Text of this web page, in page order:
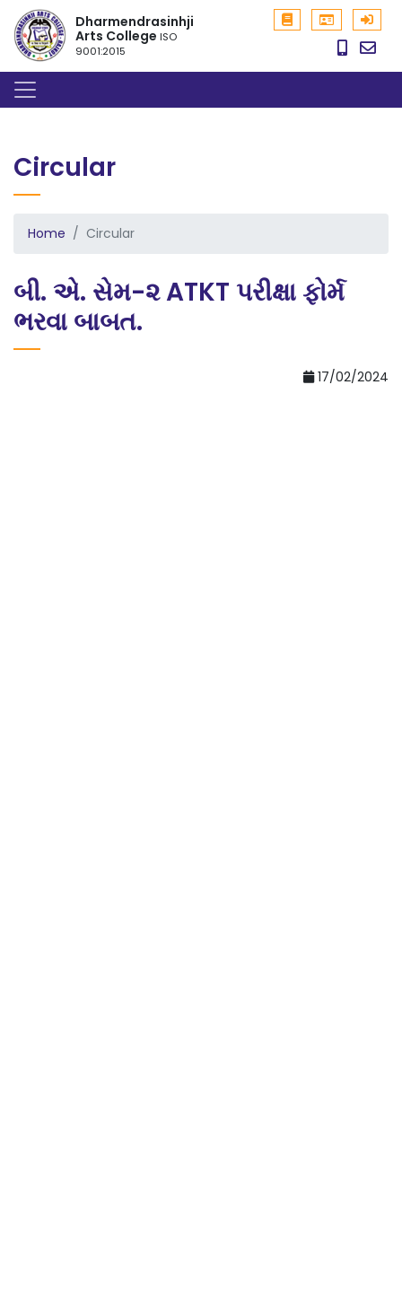
Dharmendrasinhji
Arts CollegeISO
9001:2015
Circular
Home Circular
બી. એ. સેમ-૨ ATKT પરીક્ષા ફોર્મ
ભરવા બાબત.
17/02/2024